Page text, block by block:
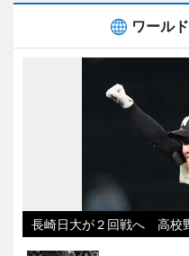
ワール
長崎日大が２回戦へ 高校